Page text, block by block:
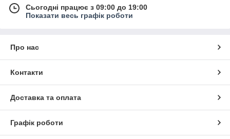
Сьогодні працює з 09:00 до 19:00
Показати весь графік роботи
Про нас
Контакти
Доставка та оплата
Графік роботи